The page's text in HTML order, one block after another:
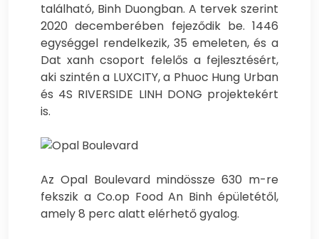
található, Binh Duongban. A tervek szerint
2020 decemberében fejeződik be. 1446
egységgel rendelkezik, 35 emeleten, és a
Dat xanh csoport felelős a fejlesztésért,
aki szintén a LUXCITY, a Phuoc Hung Urban
és 4S RIVERSIDE LINH DONG projektekért
is.
Az Opal Boulevard mindössze 630 m-re
fekszik a Co.op Food An Binh épületétől,
amely 8 perc alatt elérhető gyalog.